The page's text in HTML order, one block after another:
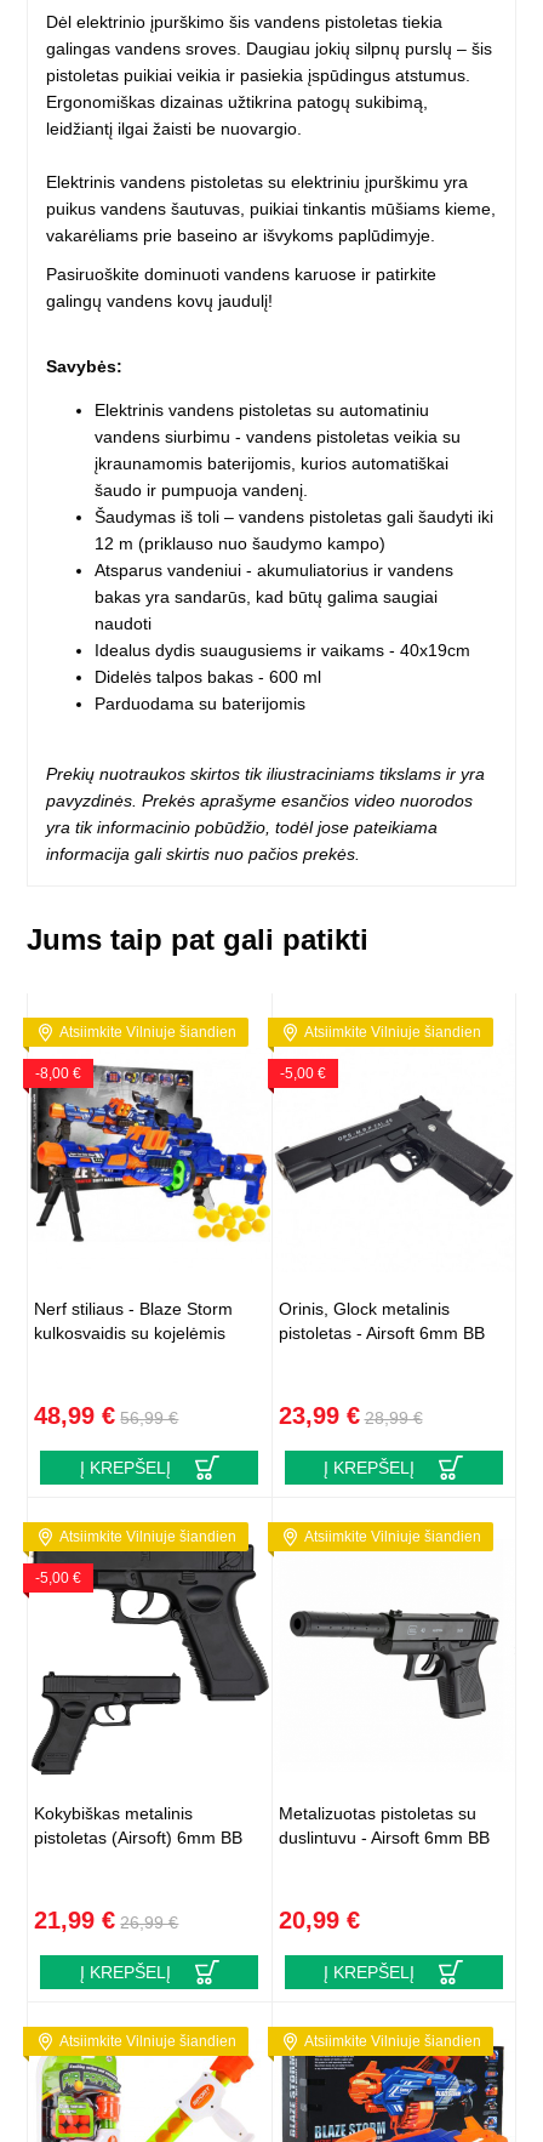
Dėl elektrinio įpurškimo šis vandens pistoletas tiekia
galingas vandens sroves. Daugiau jokių silpnų purslų – šis
pistoletas puikiai veikia ir pasiekia įspūdingus atstumus.
Ergonomiškas dizainas užtikrina patogų sukibimą,
leidžiantį ilgai žaisti be nuovargio.
Elektrinis vandens pistoletas su elektriniu įpurškimu yra
puikus vandens šautuvas, puikiai tinkantis mūšiams kieme,
vakarėliams prie baseino ar išvykoms paplūdimyje.
Pasiruoškite dominuoti vandens karuose ir patirkite
galingų vandens kovų jaudulį!
Savybės:
Elektrinis vandens pistoletas su automatiniu
vandens siurbimu - vandens pistoletas veikia su
įkraunamomis baterijomis, kurios automatiškai
šaudo ir pumpuoja vandenį.
Šaudymas iš toli – vandens pistoletas gali šaudyti iki
12 m (priklauso nuo šaudymo kampo)
Atsparus vandeniui - akumuliatorius ir vandens
bakas yra sandarūs, kad būtų galima saugiai
naudoti
Idealus dydis suaugusiems ir vaikams - 40x19cm
Didelės talpos bakas - 600 ml
Parduodama su baterijomis
Prekių nuotraukos skirtos tik iliustraciniams tikslams ir yra
pavyzdinės. Prekės aprašyme esančios video nuorodos
yra tik informacinio pobūdžio, todėl jose pateikiama
informacija gali skirtis nuo pačios prekės.
Jums taip pat gali patikti
Atsiimkite Vilniuje šiandien
-8,00 €
Nerf stiliaus - Blaze Storm
kulkosvaidis su kojelėmis
48,99 € 56,99 €
Į KREPŠELĮ
Atsiimkite Vilniuje šiandien
-5,00 €
Orinis, Glock metalinis
pistoletas - Airsoft 6mm BB
23,99 € 28,99 €
Į KREPŠELĮ
Atsiimkite Vilniuje šiandien
-5,00 €
Kokybiškas metalinis
pistoletas (Airsoft) 6mm BB
21,99 € 26,99 €
Į KREPŠELĮ
Atsiimkite Vilniuje šiandien
Metalizuotas pistoletas su
duslintuvu - Airsoft 6mm BB
20,99 €
Į KREPŠELĮ
Atsiimkite Vilniuje šiandien Atsiimkite Vilniuje šiandien